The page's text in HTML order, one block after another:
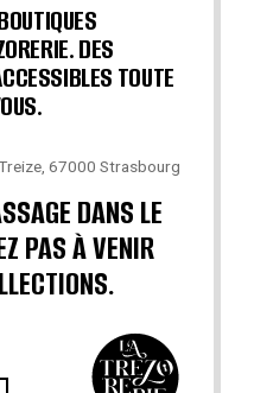
DES
TOUTE
67000 Strasbourg
DANS LE
PAS À VENIR